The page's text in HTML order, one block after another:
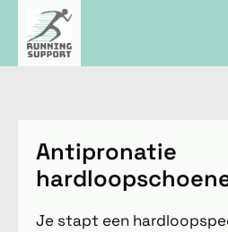
Antipronatie
Je stapt een